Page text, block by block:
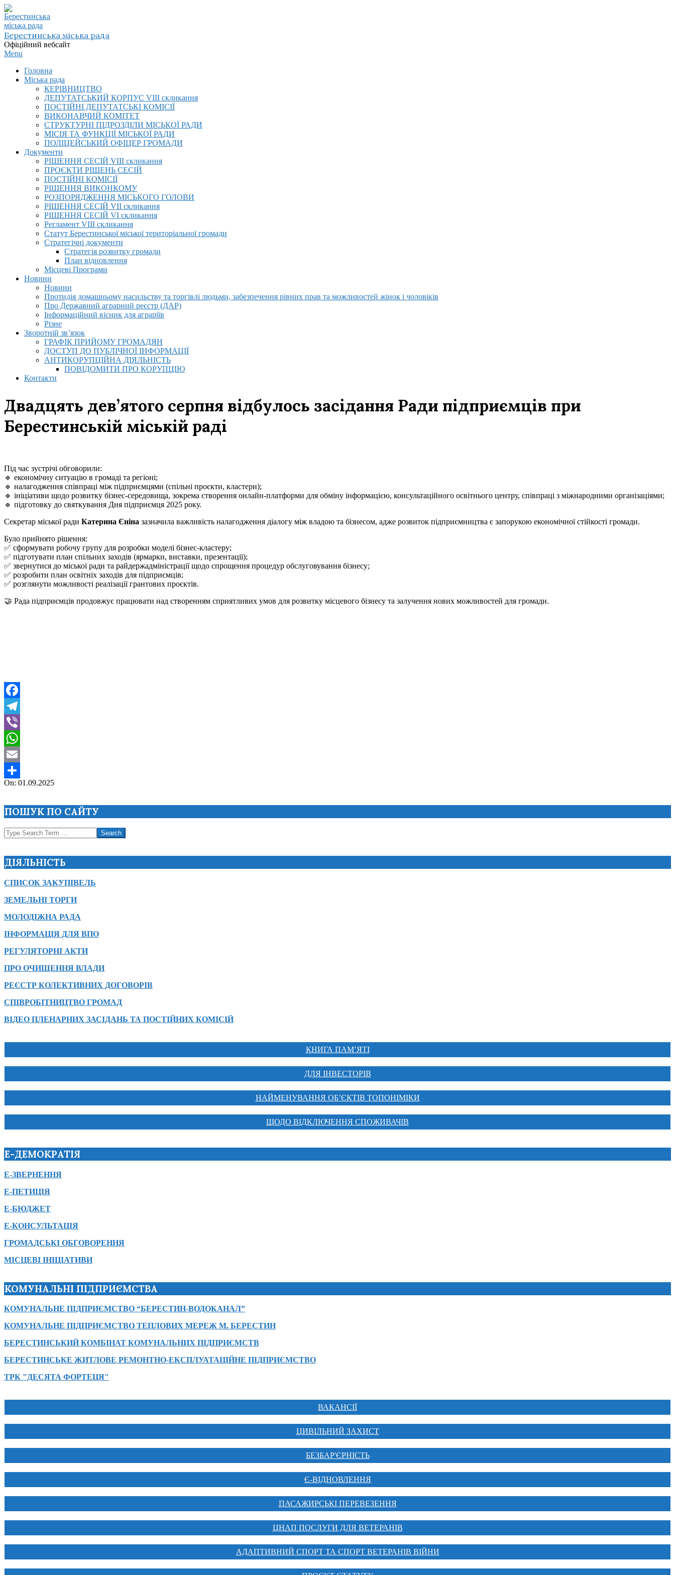
Skip
to
content
Берестинська міська рада
Офіційний вебсайт
Primary
Menu
Menu
Головна
Міська рада
КЕРІВНИЦТВО
ДЕПУТАТСЬКИЙ КОРПУС VIІI скликання
ПОСТІЙНІ ДЕПУТАТСЬКІ КОМІСІЇ
ВИКОНАВЧИЙ КОМІТЕТ
СТРУКТУРНІ ПІДРОЗДІЛИ МІСЬКОЇ РАДИ
МІСІЯ ТА ФУНКЦІЇ МІСЬКОЇ РАДИ
ПОЛІЦЕЙСЬКИЙ ОФІЦЕР ГРОМАДИ
Документи
РІШЕННЯ СЕСІЙ VIІI скликання
ПРОЄКТИ РІШЕНЬ СЕСІЙ
ПОСТІЙНІ КОМІСІЇ
РІШЕННЯ ВИКОНКОМУ
РОЗПОРЯДЖЕННЯ МІСЬКОГО ГОЛОВИ
РІШЕННЯ СЕСІЙ VII скликання
РІШЕННЯ СЕСІЙ VI скликання
Регламент VIІI скликання
Статут Берестинської міської територіальної громади
Стратегічні документи
Стратегія розвитку громади
План відновлення
Місцеві Програми
Новини
Новини
Протидія домашньому насильству та торгівлі людьми, забезпечення рівних прав та можливостей жінок і чоловіків
Про Державний аграрний реєстр (ДАР)
Інформаційний вісник для аграріїв
Різне
Зворотній зв’язок
ГРАФІК ПРИЙОМУ ГРОМАДЯН
ДОСТУП ДО ПУБЛІЧНОЇ ІНФОРМАЦІЇ
АНТИКОРУПЦІЙНА ДІЯЛЬНІСТЬ
ПОВІДОМИТИ ПРО КОРУПЦІЮ
Контакти
Двадцять дев’ятого серпня відбулось засідання Ради підприємців при
Берестинській міській раді
Під час зустрічі обговорили:
🔹 економічну ситуацію в громаді та регіоні;
🔹 налагодження співпраці між підприємцями (спільні проєкти, кластери);
🔹 ініціативи щодо розвитку бізнес-середовища, зокрема створення онлайн-платформи для обміну інформацією, консультаційного освітнього центру, співпраці з міжнародними організаціями;
🔹 підготовку до святкування Дня підприємця 2025 року.
Секретар міської ради Катерина Єніна зазначила важливість налагодження діалогу між владою та бізнесом, адже розвиток підприємництва є запорукою економічної стійкості громади.
Було прийнято рішення:
✅ сформувати робочу групу для розробки моделі бізнес-кластеру;
✅ підготувати план спільних заходів (ярмарки, виставки, презентації);
✅ звернутися до міської ради та райдержадміністрації щодо спрощення процедур обслуговування бізнесу;
✅ розробити план освітніх заходів для підприємців;
✅ розглянути можливості реалізації грантових проєктів.
🤝 Рада підприємців продовжує працювати над створенням сприятливих умов для розвитку місцевого бізнесу та залучення нових можливостей для громади.
Facebook
Telegram
Viber
WhatsApp
Email
Поділитися
2025-
On: 01.09.2025
ПОШУК ПО САЙТУ
Search
ДІЯЛЬНІСТЬ
СПИСОК ЗАКУПІВЕЛЬ
ЗЕМЕЛЬНІ ТОРГИ
МОЛОДІЖНА РАДА
ІНФОРМАЦІЯ ДЛЯ ВПО
РЕГУЛЯТОРНІ АКТИ
ПРО ОЧИЩЕННЯ ВЛАДИ
РЕЄСТР КОЛЕКТИВНИХ ДОГОВОРІВ
СПІВРОБІТНИЦТВО ГРОМАД
ВІДЕО ПЛЕНАРНИХ ЗАСІДАНЬ ТА ПОСТІЙНИХ КОМІСІЙ
КНИГА ПАМ’ЯТІ
ДЛЯ ІНВЕСТОРІВ
НАЙМЕНУВАННЯ ОБ’ЄКТІВ ТОПОНІМІКИ
ЩОДО ВІДКЛЮЧЕННЯ СПОЖИВАЧІВ
Е-ДЕМОКРАТІЯ
Е-ЗВЕРНЕННЯ
Е-ПЕТИЦІЯ
Е-БЮДЖЕТ
Е-КОНСУЛЬТАЦІЯ
ГРОМАДСЬКІ ОБГОВОРЕННЯ
МІСЦЕВІ ІНІЦІАТИВИ
КОМУНАЛЬНІ ПІДПРИЄМСТВА
КОМУНАЛЬНЕ ПІДПРИЄМСТВО “БЕРЕСТИН-ВОДОКАНАЛ”
КОМУНАЛЬНЕ ПІДПРИЄМСТВО ТЕПЛОВИХ МЕРЕЖ М. БЕРЕСТИН
БЕРЕСТИНСЬКИЙ КОМБІНАТ КОМУНАЛЬНИХ ПІДПРИЄМСТВ
БЕРЕСТИНСЬКЕ ЖИТЛОВЕ РЕМОНТНО-ЕКСПЛУАТАЦІЙНЕ ПІДПРИЄМСТВО
ТРК "ДЕСЯТА ФОРТЕЦЯ"
ВАКАНСІЇ
ЦИВІЛЬНИЙ ЗАХИСТ
БЕЗБАР'ЄРНІСТЬ
Є-ВІДНОВЛЕННЯ
ПАСАЖИРСЬКІ ПЕРЕВЕЗЕННЯ
ЦНАП ПОСЛУГИ ДЛЯ ВЕТЕРАНІВ
АДАПТИВНИЙ СПОРТ ТА СПОРТ ВЕТЕРАНІВ ВІЙНИ